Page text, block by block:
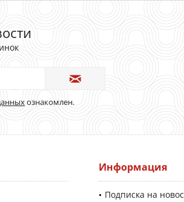
ознакомлен.
Информация
Подписка на